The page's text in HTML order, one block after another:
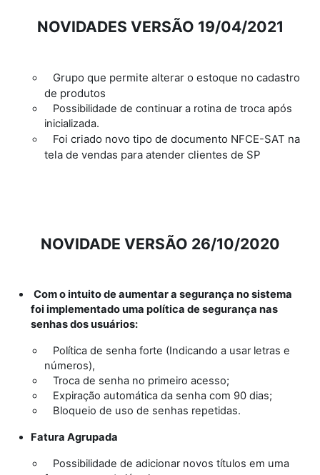
NOVIDADES VERSÃO 19/04/2021
Grupo que permite alterar o estoque no cadastro
de produtos
Possibilidade de continuar a rotina de troca após
inicializada.
Foi criado novo tipo de documento NFCE-SAT na
tela de vendas para atender clientes de SP
NOVIDADE VERSÃO 26/10/2020
Com o intuito de aumentar a segurança no sistema
foi implementado uma política de segurança nas
senhas dos usuários:
Política de senha forte (Indicando a usar letras e
números),
Troca de senha no primeiro acesso;
Expiração automática da senha com 90 dias;
Bloqueio de uso de senhas repetidas.
Fatura Agrupada
Possibilidade de adicionar novos títulos em uma